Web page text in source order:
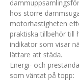
hos större
motorhastigheten
praktiska tillbehör till
indikator som visar
lättare att städa.
Energi- och
som väntat på topp: